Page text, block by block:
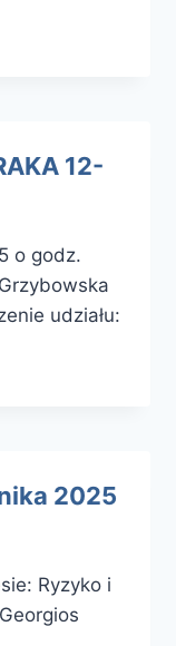
12-
o godz.
udziału:
2025
Ryzyko i